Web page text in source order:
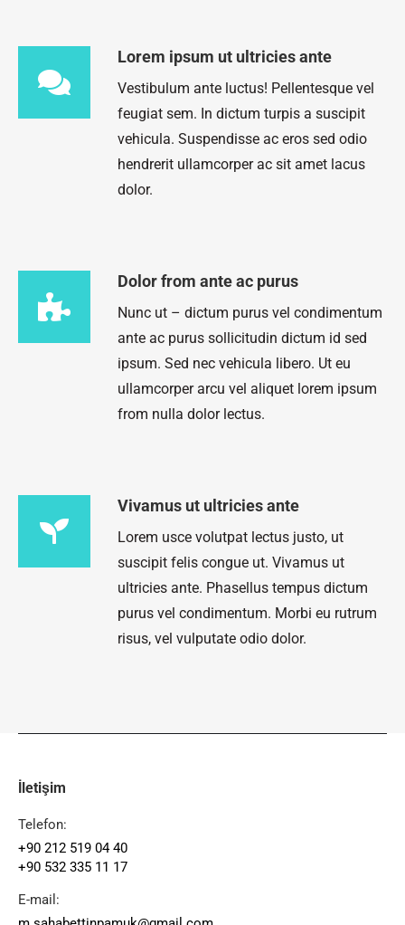
Lorem ipsum ut ultricies ante
Vestibulum ante luctus! Pellentesque vel
feugiat sem. In dictum turpis a suscipit
vehicula. Suspendisse ac eros sed odio
hendrerit ullamcorper ac sit amet lacus
dolor.
Dolor from ante ac purus
Nunc ut – dictum purus vel condimentum
ante ac purus sollicitudin dictum id sed
ipsum. Sed nec vehicula libero. Ut eu
ullamcorper arcu vel aliquet lorem ipsum
from nulla dolor lectus.
Vivamus ut ultricies ante
Lorem usce volutpat lectus justo, ut
suscipit felis congue ut. Vivamus ut
ultricies ante. Phasellus tempus dictum
purus vel condimentum. Morbi eu rutrum
risus, vel vulputate odio dolor.
İletişim
Telefon:
+90 212 519 04 40
+90 532 335 11 17
E-mail: